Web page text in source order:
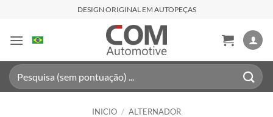
contenido
DESIGN ORIGINAL EM AUTOPEÇAS
Buscar
por:
INICIO / ALTERNADOR